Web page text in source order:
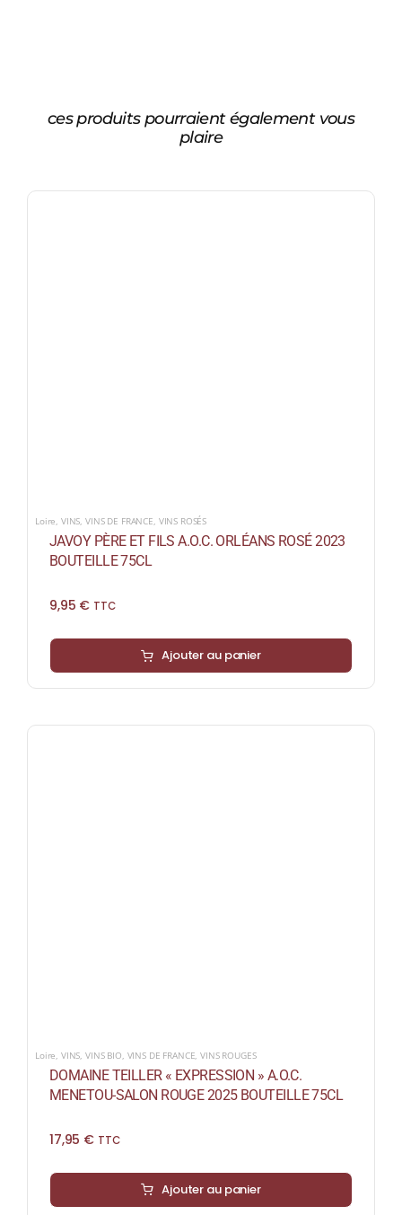
ces produits pourraient également vous
plaire
Loire, VINS,VINS DE FRANCE, VINS ROSÉS
JAVOY PÈRE ET FILS A.O.C. ORLÉANS ROSÉ 2023
BOUTEILLE 75CL
9,95 € TTC
Ajouter au panier
Loire, VINS,VINS BIO, VINS DE FRANCE,VINS ROUGES
DOMAINE TEILLER « EXPRESSION » A.O.C.
MENETOU-SALON ROUGE 2025 BOUTEILLE 75CL
17,95 € TTC
Ajouter au panier